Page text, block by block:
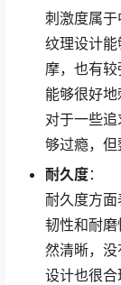
刺激度属
纹理设计
摩，也有较
能够很好地
对于一些
够过瘾，但
耐久度：
耐久度方
韧性和耐
然清晰，
设计也很